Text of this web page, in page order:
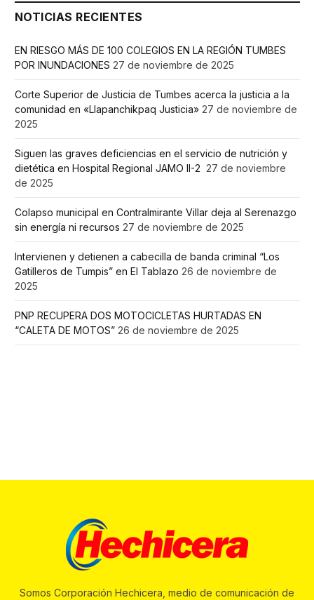
NOTICIAS RECIENTES
EN RIESGO MÁS DE 100 COLEGIOS EN LA REGIÓN TUMBES
POR INUNDACIONES 27 de noviembre de 2025
Corte Superior de Justicia de Tumbes acerca la justicia a la
comunidad en «Llapanchikpaq Justicia» 27 de noviembre de
2025
Siguen las graves deficiencias en el servicio de nutrición y
dietética en Hospital Regional JAMO II-2 27 de noviembre
de 2025
Colapso municipal en Contralmirante Villar deja al Serenazgo
sin energía ni recursos 27 de noviembre de 2025
Intervienen y detienen a cabecilla de banda criminal “Los
Gatilleros de Tumpis” en El Tablazo 26 de noviembre de
2025
PNP RECUPERA DOS MOTOCICLETAS HURTADAS EN
“CALETA DE MOTOS” 26 de noviembre de 2025
Somos Corporación Hechicera, medio de comunicación de